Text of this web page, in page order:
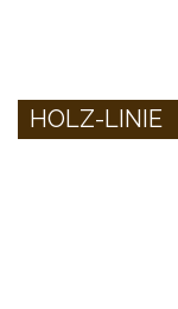
HOLZ-LINIE